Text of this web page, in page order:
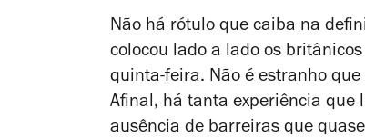
Não há rótulo que caiba na
colocou lado a lado os
quinta-feira. Não é estranho
Afinal, há tanta experiência que
ausência de barreiras que